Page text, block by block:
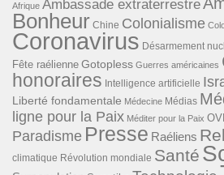
Afrique Ambassade extraterrestre
Bonheur Chine Colonialisme
Coronavirus Désarmement
Fête raélienne Gotopless Guerres américaines
honoraires Intelligence artificielle
Liberté fondamentale Médecine Médias
ligne pour la Paix Méditer pour la Paix
Paradisme Presse Raéliens
climatique Révolution mondiale Santé